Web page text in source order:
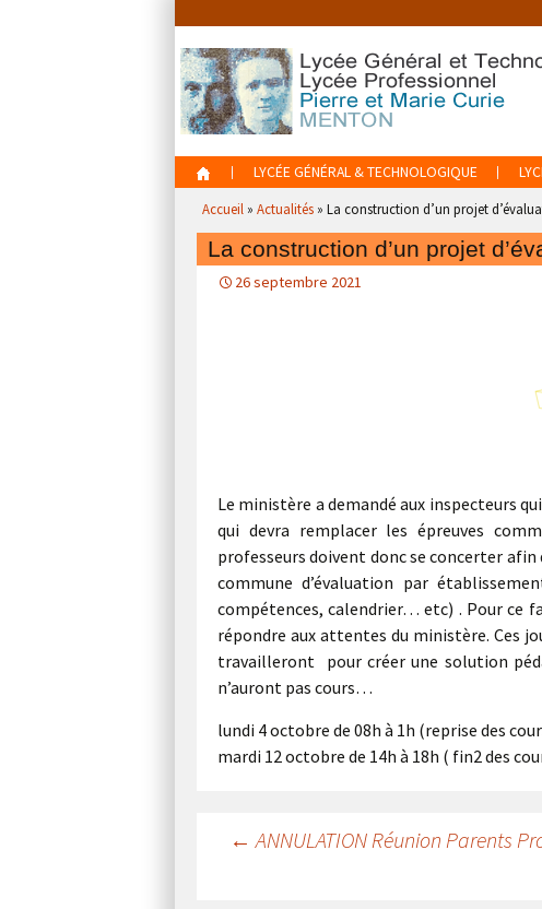
contenu
Aller
au
contenu
LYCÉE GÉNÉRAL & TECHNOLOGIQUE
Accueil » Actualités » La construction d’un projet
La construction d’un projet
26 septembre 2021
Le ministère a demandé aux inspecteurs
qui devra remplacer les épreuves
professeurs doivent donc se concerter
commune d’évaluation par
compétences, calendrier… etc) . Pour ce
répondre aux attentes du ministère. Ces
travailleront pour créer une solution
n’auront pas cours…
lundi 4 octobre de 08h à 1h (reprise des
mardi 12 octobre de 14h à 18h ( fin2 des
Navigation
← ANNULATION Réunion Parents